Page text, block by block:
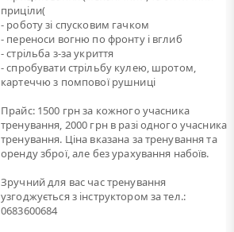
приціли(
- роботу зі спусковим гачком
- переноси вогню по фронту і вглиб
- стрільба з-за укриття
- спробувати стрільбу кулею, шротом,
картеччю з помпової рушниці
Прайс: 1500 грн за кожного учасника
тренування, 2000 грн в разі одного учасника
тренування. Ціна вказана за тренування та
оренду зброї, але без урахування набоїв.
Зручний для вас час тренування
узгоджується з інструктором за тел.:
0683600684